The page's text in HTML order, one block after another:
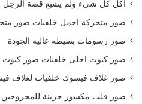
أكل كل شىء ولم يشبع قصة الرجل
صور متحركة اجمل خلفيات صور
صور رسومات بسيطه عاليه الجودة
صور كيوت احلى خلفيات صور كيوت
صور غلاف فيسوك خلفيات لغلاف
صور قلب مكسور حزينة للمجروحين